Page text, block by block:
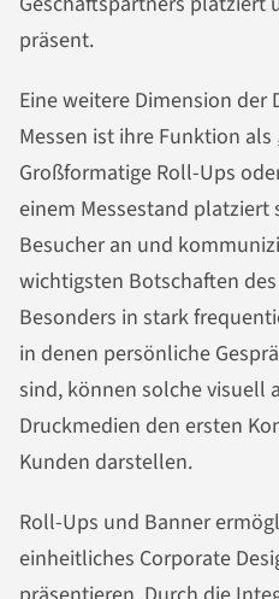
präsent.
Eine weitere Dimension der
Messen ist ihre Funktion
Großformatige Roll-Ups
einem Messestand platziert
Besucher an und
wichtigsten Botschaften
Besonders in stark
in denen persönliche
sind, können solche visuell
Druckmedien den ersten
Kunden darstellen.
Roll-Ups und Banner
einheitliches Corporate